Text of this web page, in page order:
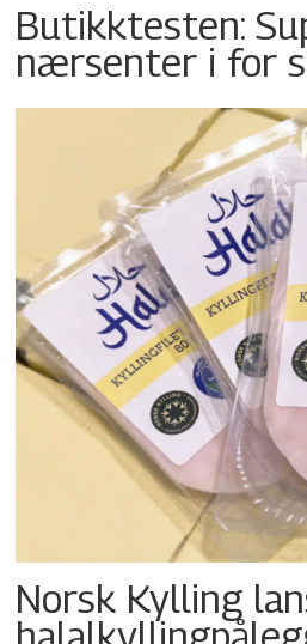
Butikktesten:
nærsenter i for
Norsk Kylling